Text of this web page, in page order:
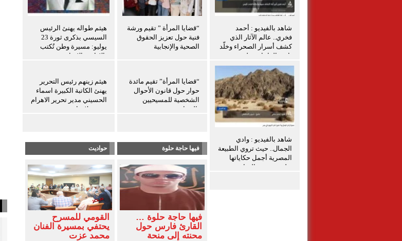
شاهد بالفيديو : أحمد
فخري.. عالم الآثار الذي
كشف أسرار الصحراء وخلّد
تاريخ الواحات تعليق شيرين
الشافعي
شاهد بالفيديو : وادي
الجمال.. حيث تروي الطبيعة
المصرية أجمل حكاياتها
تعليق شيرين الشافعى
“قضايا المرأة ” تقيم ورشة
فنية حول تعزيز الحقوق
الصحية والإنجابية
“قضايا المرأة” تقيم مائدة
حوار حول قانون الأحوال
الشخصية للمسيحيين
بالمنيا
هيثم طواله يهنئ الرئيس
السيسي بذكرى ثورة 23
يوليو: مسيرة وطن تُكتب
بالإرادة والإنجاز
هيثم زينهم رئيس التحرير
يهنئ الكاتبة الكبيرة اسماء
الحسيني مدير تحرير الاهرام
بعيد ميلادها
فيها حاجة حلوة
فيها حاجة حلوة …
القارئ فارس حول
محنته إلى منحة
حواديت
القومي للمسرح
يحتفي بمسيرة الفنان
محمد عزت